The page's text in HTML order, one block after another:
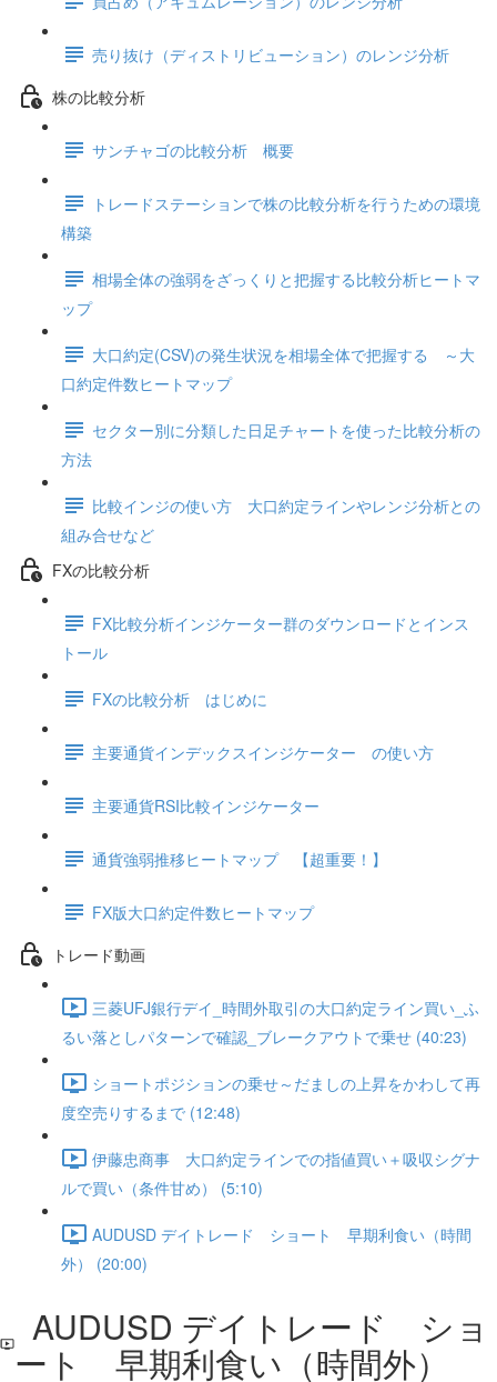
売り抜け（ディストリビューション）のレンジ分析
株の比較分析
サンチャゴの比較分析 概要
トレードステーションで株の比較分析を行うための環境
構築
相場全体の強弱をざっくりと把握する比較分析ヒートマ
ップ
大口約定(CSV)の発生状況を相場全体で把握する ～大
口約定件数ヒートマップ
セクター別に分類した日足チャートを使った比較分析の
方法
比較インジの使い方 大口約定ラインやレンジ分析との
組み合せなど
FXの比較分析
FX比較分析インジケーター群のダウンロードとインス
トール
FXの比較分析 はじめに
主要通貨インデックスインジケーター の使い方
主要通貨RSI比較インジケーター
通貨強弱推移ヒートマップ 【超重要！】
FX版大口約定件数ヒートマップ
トレード動画
三菱UFJ銀行デイ_時間外取引の大口約定ライン買い_ふ
るい落としパターンで確認_ブレークアウトで乗せ (40:23)
ショートポジションの乗せ～だましの上昇をかわして再
度空売りするまで (12:48)
伊藤忠商事 大口約定ラインでの指値買い＋吸収シグナ
ルで買い（条件甘め） (5:10)
AUDUSD デイトレード ショート 早期利食い（時間
外） (20:00)
AUDUSD デイトレード ショ
ート 早期利食い（時間外）